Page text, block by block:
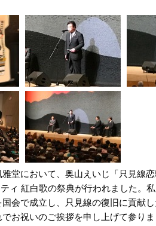
雅堂において、奥山えいじ「只見線
ィ 紅白歌の祭典が行われました。
会で成立し、只見線の復旧に貢献
お祝いのご挨拶を申し上げて参り